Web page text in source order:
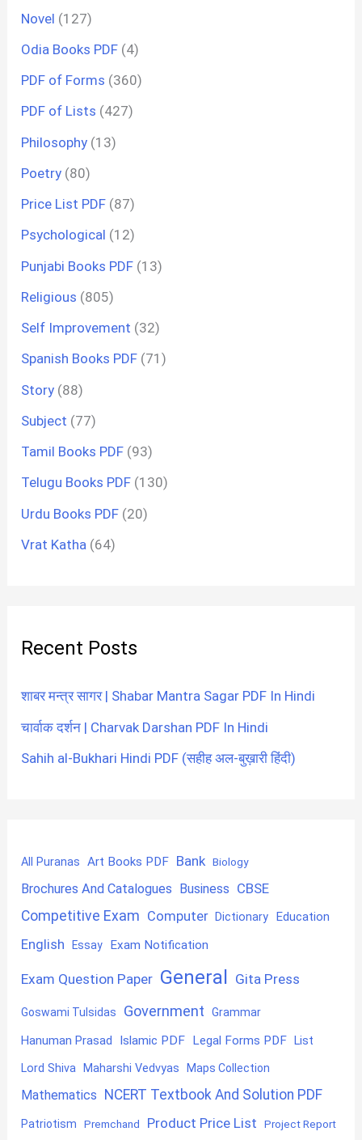
Novel (127)
Odia Books PDF (4)
PDF of Forms (360)
PDF of Lists (427)
Philosophy (13)
Poetry (80)
Price List PDF (87)
Psychological (12)
Punjabi Books PDF (13)
Religious (805)
Self Improvement (32)
Spanish Books PDF (71)
Story (88)
Subject (77)
Tamil Books PDF (93)
Telugu Books PDF (130)
Urdu Books PDF (20)
Vrat Katha (64)
Recent Posts
शाबर मन्त्र सागर | Shabar Mantra Sagar PDF In Hindi
चार्वाक दर्शन | Charvak Darshan PDF In Hindi
Sahih al-Bukhari Hindi PDF (सहीह अल-बुख़ारी हिंदी)
All Puranas Art Books PDF Bank Biology
Brochures And Catalogues Business CBSE
Competitive Exam Computer Dictionary Education
English Essay Exam Notification
Exam Question Paper General Gita Press
Goswami Tulsidas Government Grammar
Hanuman Prasad Islamic PDF Legal Forms PDF List
Lord Shiva Maharshi Vedvyas Maps Collection
Mathematics NCERT Textbook And Solution PDF
Patriotism Premchand Product Price List Project Report